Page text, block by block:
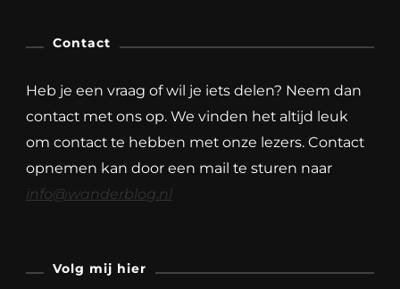
Contact
Heb je een vraag of wil je iets delen? Neem dan
contact met ons op. We vinden het altijd leuk
om contact te hebben met onze lezers. Contact
opnemen kan door een mail te sturen naar
info@wanderblog.nl
Volg mij hier